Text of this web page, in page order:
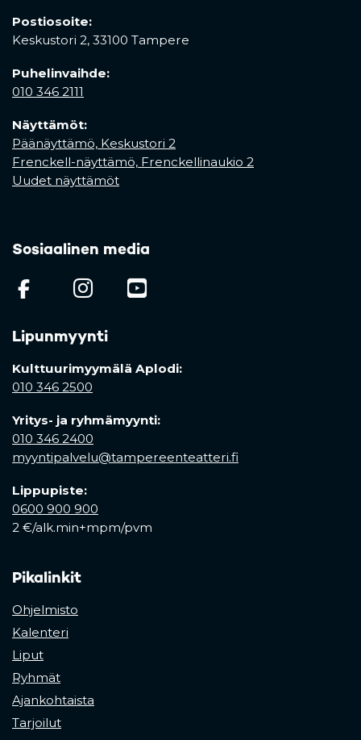
Postiosoite:
Keskustori 2, 33100 Tampere
Puhelinvaihde:
010 346 2111
Näyttämöt:
Päänäyttämö, Keskustori 2
Frenckell-näyttämö, Frenckellinaukio 2
Uudet näyttämöt
Sosiaalinen media
(opens in a new tab)
(opens in a new tab)
Lipunmyynti
Kulttuurimyymälä Aplodi:
010 346 2500
Yritys- ja ryhmämyynti:
010 346 2400
myyntipalvelu@tampereenteatteri.fi
Lippupiste:
0600 900 900
2 €/alk.min+mpm/pvm
Pikalinkit
Ohjelmisto
Kalenteri
Liput
Ryhmät
Ajankohtaista
Tarjoilut